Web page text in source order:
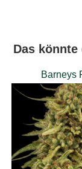
Das
Barneys